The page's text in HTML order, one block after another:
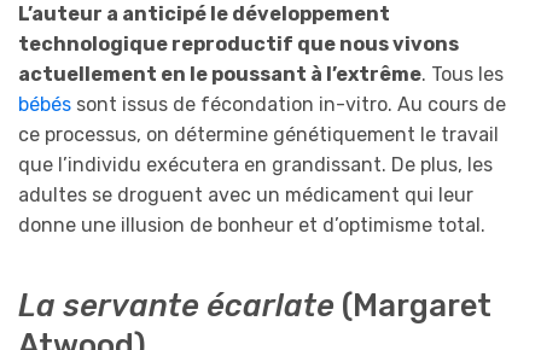
L’auteur a anticipé le développement
technologique reproductif que nous vivons
actuellement en le poussant à l’extrême. Tous les
bébés sont issus de fécondation in-vitro. Au cours de
ce processus, on détermine génétiquement le travail
que l’individu exécutera en grandissant. De plus, les
adultes se droguent avec un médicament qui leur
donne une illusion de bonheur et d’optimisme total.
La servante écarlate (Margaret